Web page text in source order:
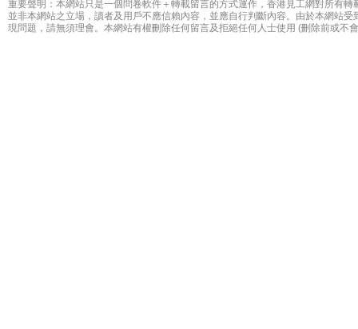
重要聲明：本網站只是一個問卷軟件＋轉載留言的方式運作，香港見工網對所有
並非本網站之立場，讀者及用戶不應信賴內容，並應自行判斷內容。由於本網站
現問題，請無須理會。本網站有權刪除任何留言及拒絕任何人士使用 (刪除前或